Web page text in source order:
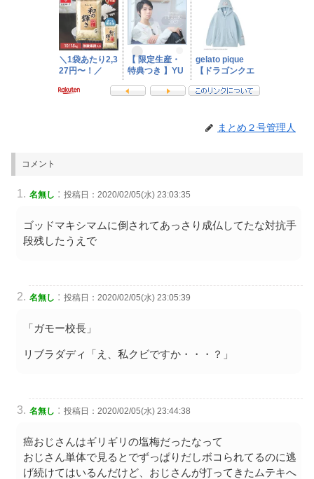
まとめ２号管理人
コメント
名無し : 投稿日：2020/02/05(水) 23:03:35
ゴッドマキシマムに倒されてあっさり成仏してたな対抗手
段残したうえで
名無し : 投稿日：2020/02/05(水) 23:05:39
「ガモー校長」
リブラダディ「え、私クビですか・・・？」
名無し : 投稿日：2020/02/05(水) 23:44:38
癌おじさんはギリギリの塩梅だったなって
おじさん単体で見るとでずっぱりだしボコられてるのに逃
げ続けてはいるんだけど、おじさんが打ってきたムテキへ